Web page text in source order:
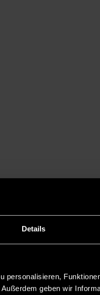
Details
personalisieren,
geben wir